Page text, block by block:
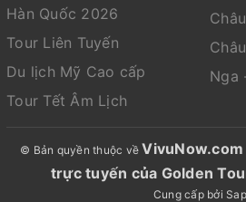
Trường hợp trẻ em đi với
Mẹ) phải nộp kèm giấy ủy
địa phương xác nhận (do
tour).
Chú ý trong quá trình thực hiện
Hành trình hoặc dịch vụ có
hình thực tế nhưng vẫn
tham quan và dùng dịch vụ
Hàn Quốc 2026
Tour Liên Tuyến
Du lịch Mỹ Cao cấp
Tour Tết Âm Lịch
Nga
© Bản quyền thuộc về
trực tuyến của Golden
Cung cấp bởi